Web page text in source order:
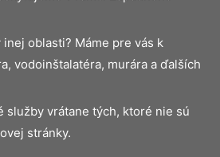
oblasti? Máme pre vás k
vodoinštalatéra, murára a ďalších
služby vrátane tých, ktoré nie sú
stránky.